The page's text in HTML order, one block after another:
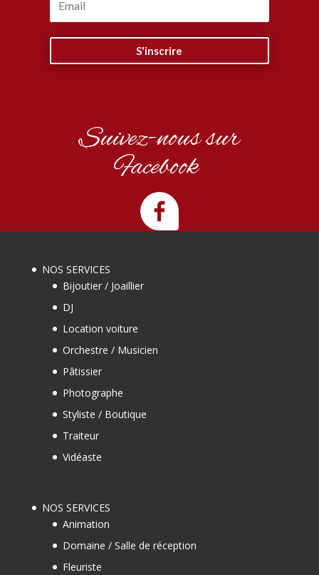
S'inscrire
Suivez-nous sur
Facebook
NOS SERVICES
Bijoutier / Joaillier
DJ
Location voiture
Orchestre / Musicien
Pâtissier
Photographe
Styliste / Boutique
Traiteur
Vidéaste
NOS SERVICES
Animation
Domaine / Salle de réception
Fleuriste